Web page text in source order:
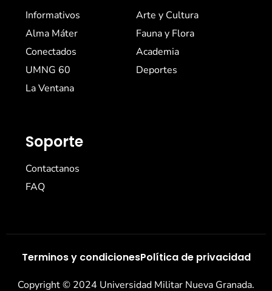
Informativos
Alma Máter
Conectados
UMNG 60
La Ventana
Arte y Cultura
Fauna y Flora
Academia
Deportes
Soporte
Contactanos
FAQ
Terminos y condicionesPolítica de privacidad
Copyright © 2024 Universidad Militar Nueva Granada.